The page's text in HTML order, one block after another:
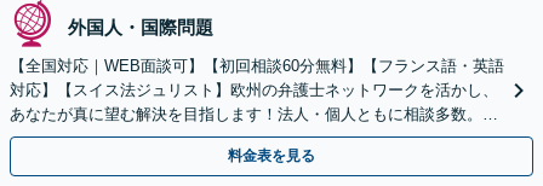
外国人・国際問題
【全国対応｜WEB面談可】【初回相談60分無料】【フランス語・英語
対応】【スイス法ジュリスト】欧州の弁護士ネットワークを活かし、
あなたが真に望む解決を目指します！法人・個人ともに相談多数。細
やかな連絡と粘り強い交渉を徹底【休日・夜間相談可】
料金表を見る